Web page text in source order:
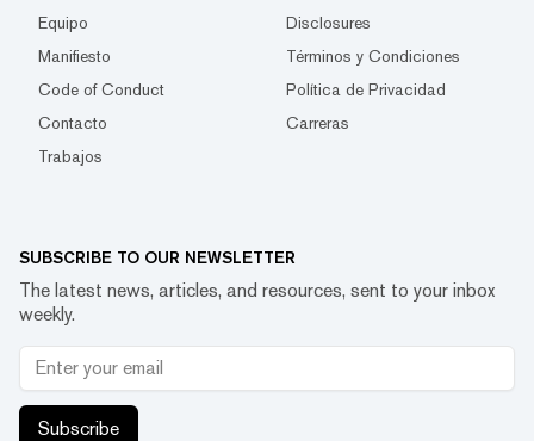
Equipo
Disclosures
Manifiesto
Términos y Condiciones
Code of Conduct
Política de Privacidad
Contacto
Carreras
Trabajos
SUBSCRIBE TO OUR NEWSLETTER
The latest news, articles, and resources, sent to your inbox
weekly.
Subscribe